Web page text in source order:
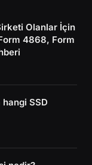
Olanlar İçin
4868, Form
SSD